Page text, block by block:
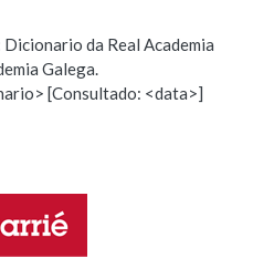
un erro na palabra
da Real Academia
Galega.
[Consultado: <data>]